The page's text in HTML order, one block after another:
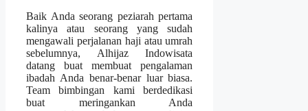
Baik Anda seorang peziarah pertama
kalinya atau seorang yang sudah
mengawali perjalanan haji atau umrah
sebelumnya, Alhijaz Indowisata
datang buat membuat pengalaman
ibadah Anda benar-benar luar biasa.
Team bimbingan kami berdedikasi
buat meringankan Anda